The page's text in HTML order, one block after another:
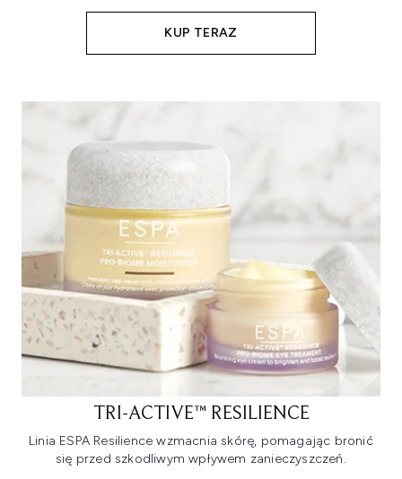
KUP TERAZ
TRI-ACTIVE™ RESILIENCE
Linia ESPA Resilience wzmacnia skórę, pomagając bronić
się przed szkodliwym wpływem zanieczyszczeń.